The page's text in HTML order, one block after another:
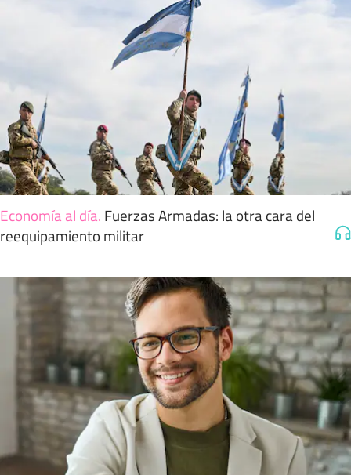
Economía al día. Fuerzas Armadas: la otra cara del
reequipamiento militar